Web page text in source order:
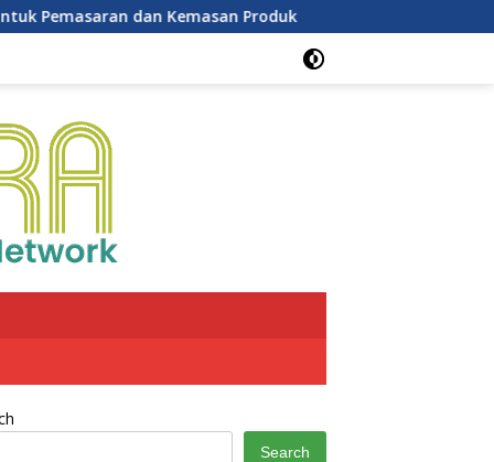
Produk Potensi Inflasi Agustus 2026
Search